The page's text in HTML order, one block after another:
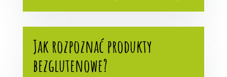
Jak rozpoznać produkty
bezglutenowe?